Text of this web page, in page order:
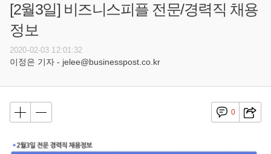
[2월3일] 비즈니스피플 전문/경력직 채용
정보
2020-02-03 12:01:32
이정은 기자 - jelee@businesspost.co.kr
0